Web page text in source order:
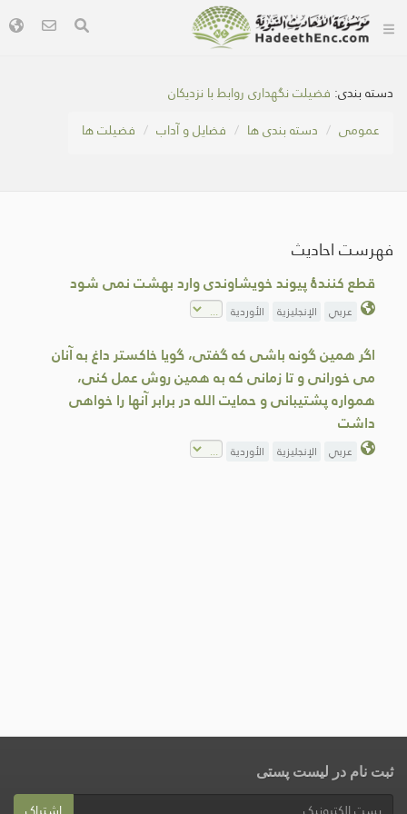
دسته بندی: فضیلت نگهداری روابط با نزدیکان
عمومی
دسته بندی ها فضایل و آداب فضیلت ها
فهرست احادیث
قطع کنندۀ پیوند خویشاوندی وارد بهشت نمی شود
عربي الإنجليزية الأوردية
اگر همين گونه باشی که گفتی، گويا خاکستر داغ به آنان
می خورانی و تا زمانی که به همين روش عمل کنی،
همواره پشتيبانی و حمایت الله در برابر آنها را خواهی
داشت
عربي الإنجليزية الأوردية
ثبت نام در لیست پستی